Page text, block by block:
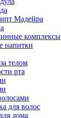
Мадейра
комплексы
напитки
телом
рта
для волос
дома